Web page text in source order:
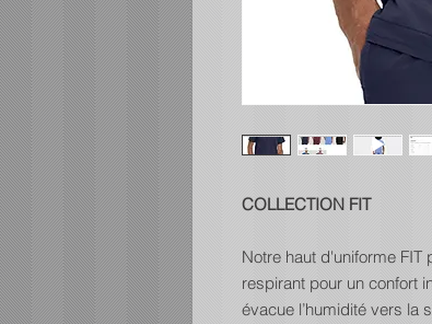
COLLECTION FIT
Notre haut d'uniforme
respirant pour un confort
évacue l’humidité vers la